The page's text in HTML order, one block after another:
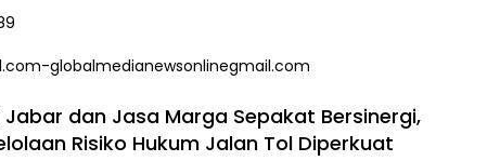
globalmedianewsonlinegmail.com
Jabar dan Jasa Marga Sepakat Bersinergi,
Risiko Hukum Jalan Tol Diperkuat